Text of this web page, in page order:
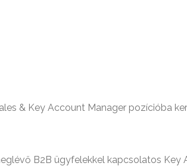
& Key Account Manager pozícióba
B2B ügyfelekkel kapcsolatos